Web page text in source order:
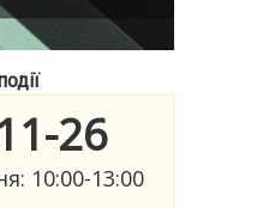
26
10:00-13:00